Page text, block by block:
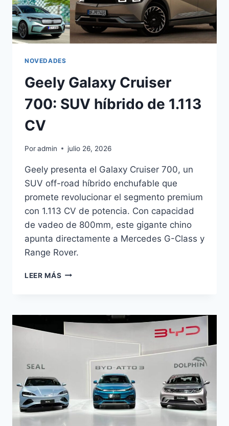
NOVEDADES
Geely Galaxy Cruiser
700: SUV híbrido de 1.113
CV
Poradmin julio 26, 2026
Geely presenta el Galaxy Cruiser 700, un
SUV off-road híbrido enchufable que
promete revolucionar el segmento premium
con 1.113 CV de potencia. Con capacidad
de vadeo de 800mm, este gigante chino
apunta directamente a Mercedes G-Class y
Range Rover.
LEER MÁS GEELY
SUV
HÍBRIDO
DE